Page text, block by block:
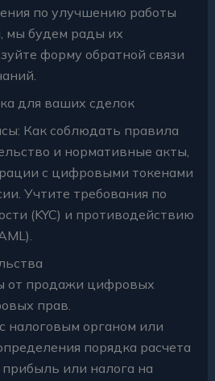
по улучшению работы
мы будем рады их
форму обратной связи
для ваших сделок
Как соблюдать правила
и нормативные акты,
с цифровыми токенами
Учтите требования по
(KYC) и противодействию
от продажи цифровых
прав.
налоговым органом или
порядка расчета
или налога на